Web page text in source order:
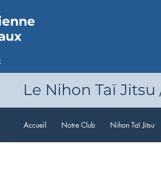
Le Nihon Taï
Accueil Notre Club Nihon Taï Jitsu